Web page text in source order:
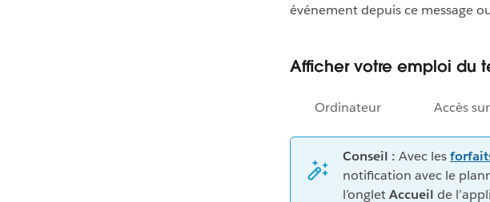
événement depuis ce message
Afficher votre emploi du
Ordinateur Accès
Conseil : Avec les
notification avec le
l’ongletAccueil de